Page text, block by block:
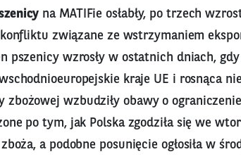
na MATIFie osłabły, po trzech
związane ze wstrzymaniem
pszenicy wzrosły w ostatnich dniach,
kraje UE i rosnąca
zbożowej wzbudziły obawy o
po tym, jak Polska zgodziła się we
a podobne posunięcie ogłosiła w